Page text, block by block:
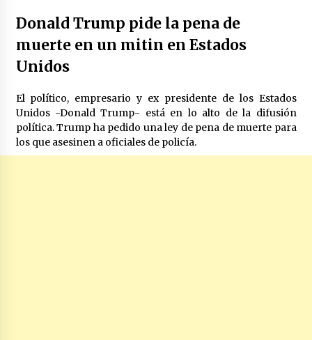
22/04/2024
Donald Trump pide la pena de
muerte en un mitin en Estados
Unidos
El político, empresario y ex presidente de los Estados
Unidos -Donald Trump- está en lo alto de la difusión
política. Trump ha pedido una ley de pena de muerte para
los que asesinen a oficiales de policía.